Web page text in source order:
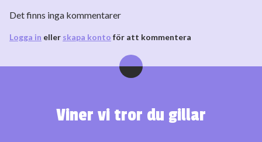
Det finns inga kommentarer
Logga in eller skapa konto för att kommentera
Viner vi tror du gillar